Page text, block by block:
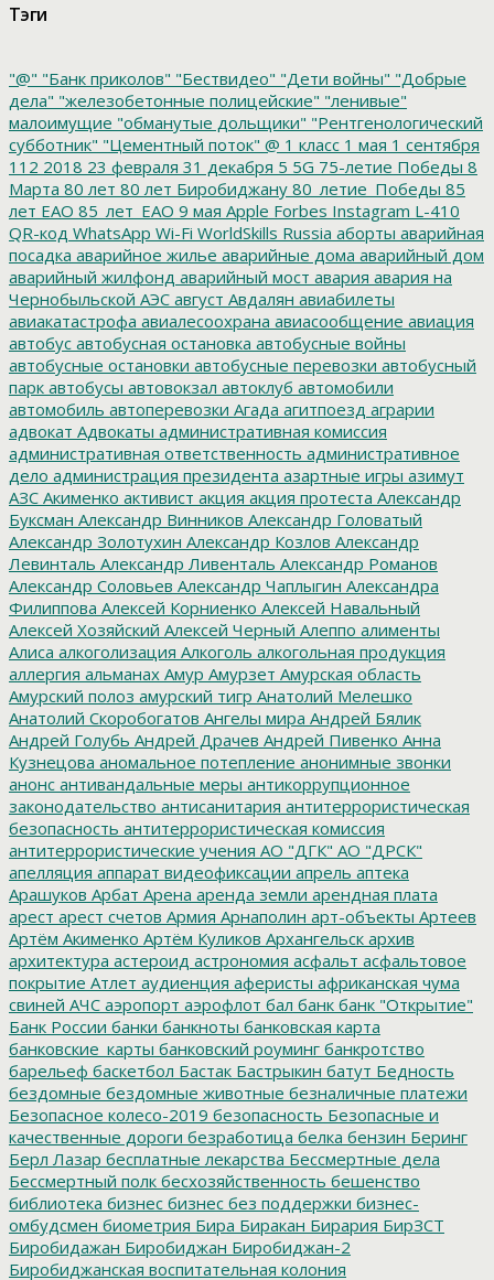
Тэги
"@" "Банк приколов" "Бествидео" "Дети войны" "Добрые
дела" "железобетонные полицейские" "ленивые"
малоимущие "обманутые дольщики" "Рентгенологический
субботник" "Цементный поток" @ 1 класс 1 мая 1 сентября
112 2018 23 февраля 31 декабря 5 5G 75-летие Победы 8
Марта 80 лет 80 лет Биробиджану 80_летие_Победы 85
лет ЕАО 85_лет_ЕАО 9 мая Apple Forbes Instagram L-410
QR-код WhatsApp Wi-Fi WorldSkills Russia аборты аварийная
посадка аварийное жилье аварийные дома аварийный дом
аварийный жилфонд аварийный мост авария авария на
Чернобыльской АЭС август Авдалян авиабилеты
авиакатастрофа авиалесоохрана авиасообщение авиация
автобус автобусная остановка автобусные войны
автобусные остановки автобусные перевозки автобусный
парк автобусы автовокзал автоклуб автомобили
автомобиль автоперевозки Агада агитпоезд аграрии
адвокат Адвокаты административная комиссия
административная ответственность административное
дело администрация президента азартные игры азимут
АЗС Акименко активист акция акция протеста Александр
Буксман Александр Винников Александр Головатый
Александр Золотухин Александр Козлов Александр
Левинталь Александр Ливенталь Александр Романов
Александр Соловьев Александр Чаплыгин Александра
Филиппова Алексей Корниенко Алексей Навальный
Алексей Хозяйский Алексей Черный Алеппо алименты
Алиса алкоголизация Алкоголь алкогольная продукция
аллергия альманах Амур Амурзет Амурская область
Амурский полоз амурский тигр Анатолий Мелешко
Анатолий Скоробогатов Ангелы мира Андрей Бялик
Андрей Голубь Андрей Драчев Андрей Пивенко Анна
Кузнецова аномальное потепление анонимные звонки
анонс антивандальные меры антикоррупционное
законодательство антисанитария антитеррористическая
безопасность антитеррористическая комиссия
антитеррористические учения АО "ДГК" АО "ДРСК"
апелляция аппарат видеофиксации апрель аптека
Арашуков Арбат Арена аренда земли арендная плата
арест арест счетов Армия Арнаполин арт-объекты Артеев
Артём Акименко Артём Куликов Архангельск архив
архитектура астероид астрономия асфальт асфальтовое
покрытие Атлет аудиенция аферисты африканская чума
свиней АЧС аэропорт аэрофлот бал банк банк "Открытие"
Банк России банки банкноты банковская карта
банковские_карты банковский роуминг банкротство
барельеф баскетбол Бастак Бастрыкин батут Бедность
бездомные бездомные животные безналичные платежи
Безопасное колесо-2019 безопасность Безопасные и
качественные дороги безработица белка бензин Беринг
Берл Лазар бесплатные лекарства Бессмертные дела
Бессмертный полк бесхозяйственность бешенство
библиотека бизнес бизнес без поддержки бизнес-
омбудсмен биометрия Бира Биракан Бирария БирЗСТ
Биробидажан Биробиджан Биробиджан-2
Биробиджанская воспитательная колония